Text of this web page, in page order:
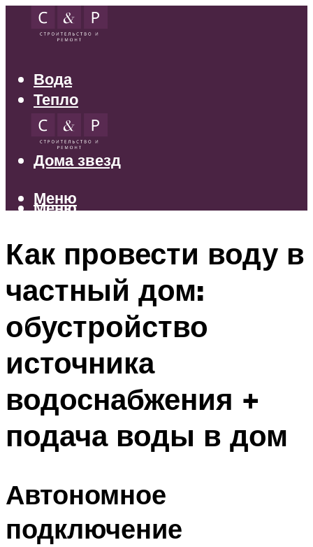
Вода
Тепло
Электрика
Свет
Дома звезд
Меню
Меню
Как провести воду в
частный дом:
обустройство
источника
водоснабжения +
подача воды в дом
Автономное
подключение